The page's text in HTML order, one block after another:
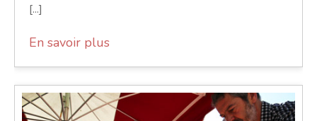
[...]
En savoir plus